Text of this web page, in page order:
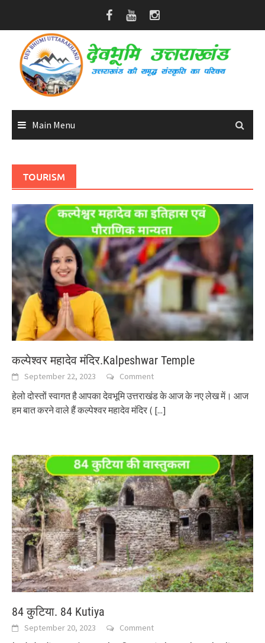
Main Menu
TOURISM
कल्पेश्वर महादेव मंदिर.Kalpeshwar Temple
September 22, 2023 Comment
हेलो दोस्तों स्वागत है आपका देवभूमि उत्तराखंड के आज के नए लेख में। आज
हम बात करने वाले हैं कल्पेश्वर महादेव मंदिर ( [...]
84 कुटिया. 84 Kutiya
September 20, 2023 Comment